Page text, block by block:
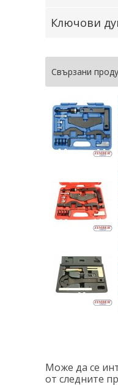
Ключови
Свързани
Може да се
от следните